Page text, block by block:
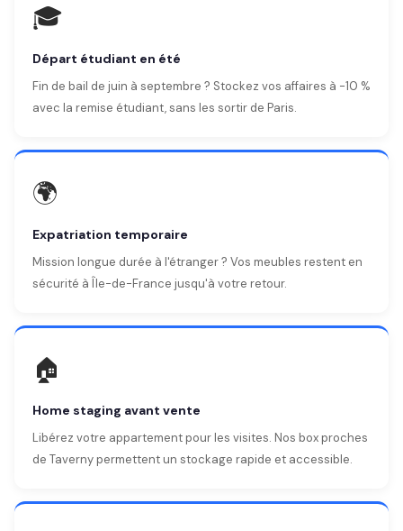
🎓
Départ étudiant en été
Fin de bail de juin à septembre ? Stockez vos affaires à -10 %
avec la remise étudiant, sans les sortir de Paris.
🌍
Expatriation temporaire
Mission longue durée à l'étranger ? Vos meubles restent en
sécurité à Île-de-France jusqu'à votre retour.
🏠
Home staging avant vente
Libérez votre appartement pour les visites. Nos box proches
de Taverny permettent un stockage rapide et accessible.